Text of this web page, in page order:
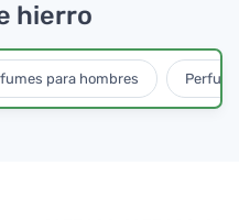
hierro
para hombres